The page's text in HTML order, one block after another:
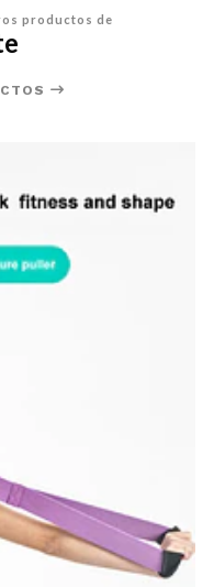
productos de